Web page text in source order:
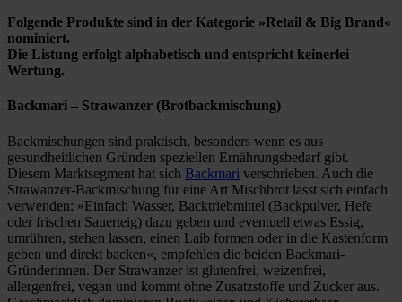
Folgende Produkte sind in der Kategorie »Retail & Big Brand«
nominiert.
Die Listung erfolgt alphabetisch und entspricht keinerlei
Wertung.
Backmari – Strawanzer (Brotbackmischung)
Backmischungen sind praktisch, besonders wenn es aus
gesundheitlichen Gründen speziellen Ernährungsbedarf gibt.
Diesem Marktsegment hat sich Backmari verschrieben. Auch die
Strawanzer-Backmischung für eine Art Mischbrot lässt sich einfach
verwenden: »Einfach Wasser, Backtriebmittel (Backpulver, Hefe
oder frischen Sauerteig) dazu geben und eventuell etwas Essig,
umrühren, stehen lassen, einen Laib formen oder in die Kastenform
geben und direkt backen«, empfehlen die beiden Backmari-
Gründerinnen. Der Strawanzer ist glutenfrei, weizenfrei,
allergenfrei, vegan und kommt ohne Zusatzstoffe und Zucker aus.